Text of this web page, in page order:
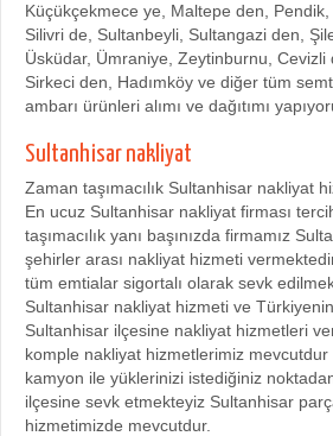
Küçükçekmece ye, Maltepe den, Pendik,
Silivri de, Sultanbeyli, Sultangazi den,
Üsküdar, Ümraniye, Zeytinburnu, Cevizli
Sirkeci den, Hadımköy ve diğer tüm
ambarı ürünleri alımı ve dağıtımı
Sultanhisar nakliyat
Zaman taşımacılık Sultanhisar nakliyat
En ucuz Sultanhisar nakliyat firması
taşımacılık yanı başınızda firmamız
şehirler arası nakliyat hizmeti
tüm emtialar sigortalı olarak sevk
Sultanhisar nakliyat hizmeti ve
Sultanhisar ilçesine nakliyat hizmetleri
komple nakliyat hizmetlerimiz
kamyon ile yüklerinizi istediğiniz
ilçesine sevk etmekteyiz Sultanhisar
hizmetimizde mevcutdur.